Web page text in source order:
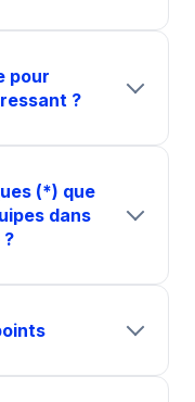
pour
?
(*) que
dans